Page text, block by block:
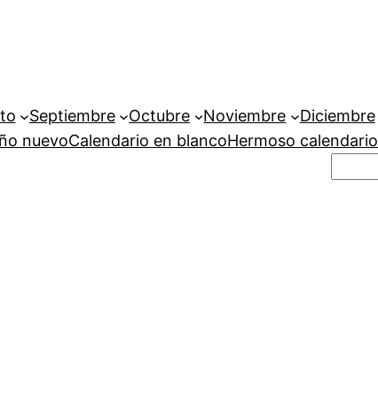
Septiembre Octubre Noviembre Diciembre
nuevoCalendario en blancoHermoso calendario